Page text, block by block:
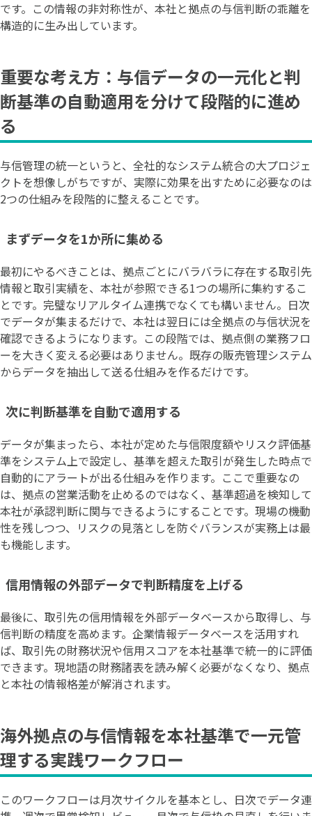
です。この情報の非対称性が、本社と拠点の与信判断の乖離を
構造的に生み出しています。
重要な考え方：与信データの一元化と判
断基準の自動適用を分けて段階的に進め
る
与信管理の統一というと、全社的なシステム統合の大プロジェ
クトを想像しがちですが、実際に効果を出すために必要なのは
2つの仕組みを段階的に整えることです。
まずデータを1か所に集める
最初にやるべきことは、拠点ごとにバラバラに存在する取引先
情報と取引実績を、本社が参照できる1つの場所に集約するこ
とです。完璧なリアルタイム連携でなくても構いません。日次
でデータが集まるだけで、本社は翌日には全拠点の与信状況を
確認できるようになります。この段階では、拠点側の業務フロ
ーを大きく変える必要はありません。既存の販売管理システム
からデータを抽出して送る仕組みを作るだけです。
次に判断基準を自動で適用する
データが集まったら、本社が定めた与信限度額やリスク評価基
準をシステム上で設定し、基準を超えた取引が発生した時点で
自動的にアラートが出る仕組みを作ります。ここで重要なの
は、拠点の営業活動を止めるのではなく、基準超過を検知して
本社が承認判断に関与できるようにすることです。現場の機動
性を残しつつ、リスクの見落としを防ぐバランスが実務上は最
も機能します。
信用情報の外部データで判断精度を上げる
最後に、取引先の信用情報を外部データベースから取得し、与
信判断の精度を高めます。企業情報データベースを活用すれ
ば、取引先の財務状況や信用スコアを本社基準で統一的に評価
できます。現地語の財務諸表を読み解く必要がなくなり、拠点
と本社の情報格差が解消されます。
海外拠点の与信情報を本社基準で一元管
理する実践ワークフロー
このワークフローは月次サイクルを基本とし、日次でデータ連